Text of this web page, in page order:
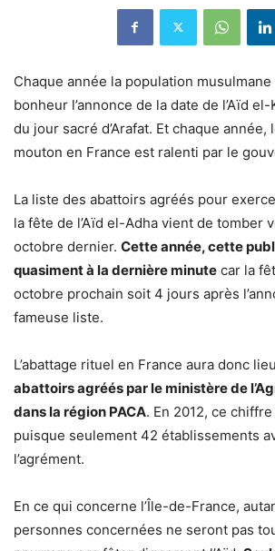
Chaque année la population
bonheur l’annonce de la date de l’Aïd
du jour sacré d’Arafat. Et chaque année,
mouton en France est ralenti par le
La liste des abattoirs agréés pour
la fête de l’Aïd el-Adha vient de tomber
octobre dernier. Cette année, cette
quasiment à la dernière minute car la
octobre prochain soit 4 jours après
fameuse liste.
L’abattage rituel en France aura donc
abattoirs agréés par le ministère de
dans la région PACA. En 2012, ce
puisque seulement 42 établissements
l’agrément.
En ce qui concerne l’Île-de-France,
personnes concernées ne seront pas